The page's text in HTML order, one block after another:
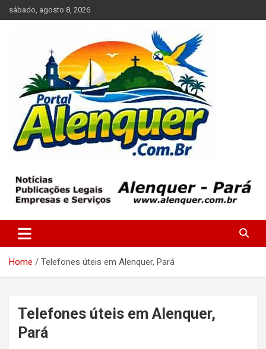
Skip
to
sábado, agosto 8, 2026
Portal Alenquer
Home Telefones úteis em Alenquer, Pará
Telefones úteis em Alenquer,
Pará